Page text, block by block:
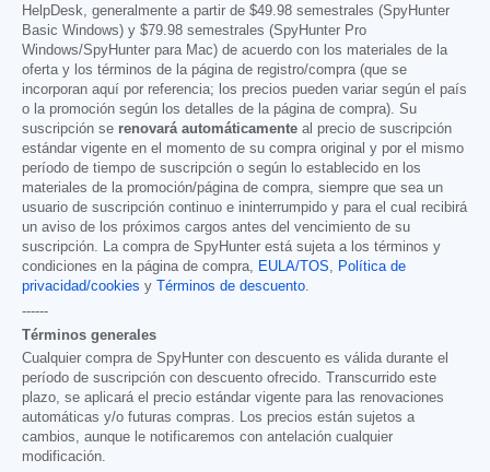
HelpDesk, generalmente a partir de $49.98 semestrales (SpyHunter
Basic Windows) y $79.98 semestrales (SpyHunter Pro
Windows/SpyHunter para Mac) de acuerdo con los materiales de la
oferta y los términos de la página de registro/compra (que se
incorporan aquí por referencia; los precios pueden variar según el país
o la promoción según los detalles de la página de compra). Su
suscripción se renovará automáticamente al precio de suscripción
estándar vigente en el momento de su compra original y por el mismo
período de tiempo de suscripción o según lo establecido en los
materiales de la promoción/página de compra, siempre que sea un
usuario de suscripción continuo e ininterrumpido y para el cual recibirá
un aviso de los próximos cargos antes del vencimiento de su
suscripción. La compra de SpyHunter está sujeta a los términos y
condiciones en la página de compra, EULA/TOS, Política de
privacidad/cookies y Términos de descuento.
------
Términos generales
Cualquier compra de SpyHunter con descuento es válida durante el
período de suscripción con descuento ofrecido. Transcurrido este
plazo, se aplicará el precio estándar vigente para las renovaciones
automáticas y/o futuras compras. Los precios están sujetos a
cambios, aunque le notificaremos con antelación cualquier
modificación.